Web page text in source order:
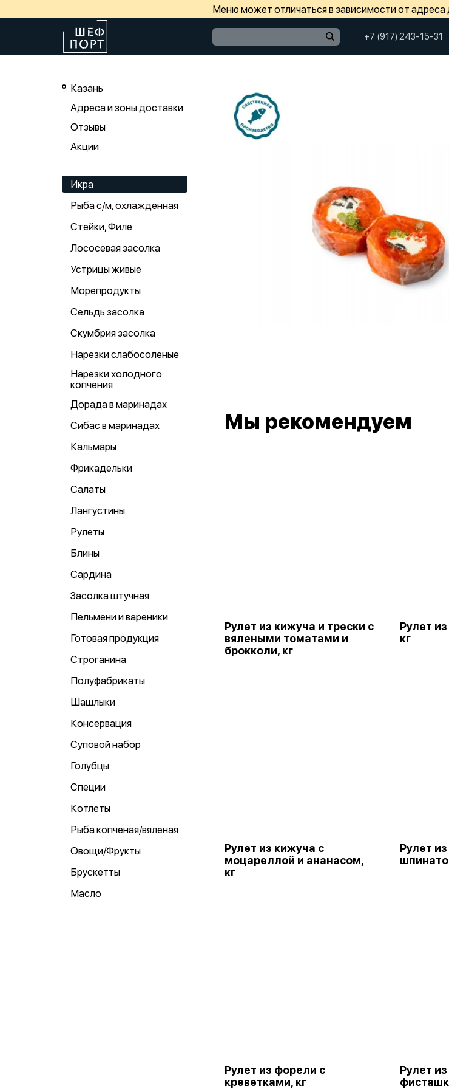
Меню может отличаться в зависимости от
+7 (917) 243-15-31
Казань
Адреса и зоны доставки
Отзывы
Акции
Икра
Рыба с/м, охлажденная
Стейки, Филе
Лососевая засолка
Устрицы живые
Морепродукты
Сельдь засолка
Скумбрия засолка
Нарезки слабосоленые
Нарезки холодного
копчения
Дорада в маринадах
Сибас в маринадах
Кальмары
Фрикадельки
Салаты
Лангустины
Рулеты
Блины
Сардина
Засолка штучная
Пельмени и вареники
Готовая продукция
Строганина
Полуфабрикаты
Шашлыки
Консервация
Суповой набор
Голубцы
Специи
Котлеты
Рыба копченая/вяленая
Овощи/Фрукты
Брускетты
Масло
Мы рекомендуем
Рулет из кижуча и трески с
вялеными томатами и
брокколи, кг
Рулет
кг
Рулет из кижуча с
моцареллой и ананасом,
кг
Рулет
Рулет из форели с
креветками, кг
Рулет